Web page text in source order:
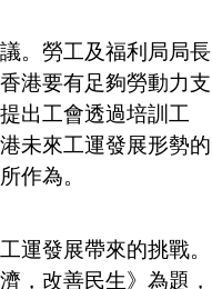
。勞工及福利局局長
港要有足夠勞動力支
出工會透過培訓工
未來工運發展形勢的
作為。
發展帶來的挑戰。
，改善民生》為題，